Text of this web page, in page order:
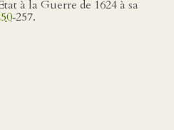
à la Guerre de 1624 à sa
‑257.